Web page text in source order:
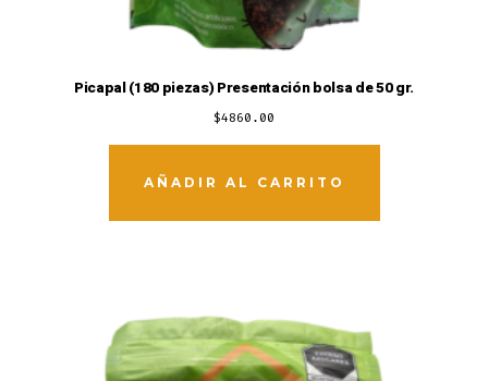
Picapal (180 piezas) Presentación bolsa de 50 gr.
$4860.00
AÑADIR AL CARRITO